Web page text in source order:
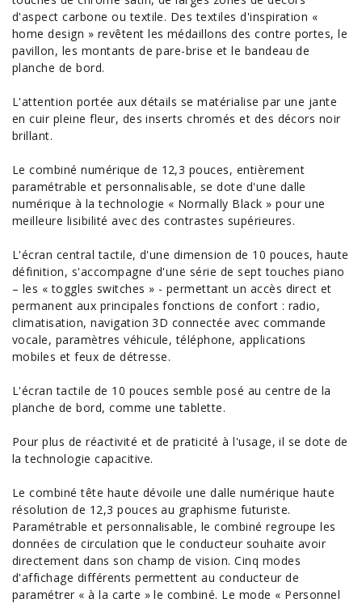
d'aspect carbone ou textile. Des textiles d'inspiration «
home design » revêtent les médaillons des contre portes, le
pavillon, les montants de pare-brise et le bandeau de
planche de bord.
L'attention portée aux détails se matérialise par une jante
en cuir pleine fleur, des inserts chromés et des décors noir
brillant.
Le combiné numérique de 12,3 pouces, entièrement
paramétrable et personnalisable, se dote d'une dalle
numérique à la technologie « Normally Black » pour une
meilleure lisibilité avec des contrastes supérieures.
L'écran central tactile, d'une dimension de 10 pouces, haute
définition, s'accompagne d'une série de sept touches piano
– les « toggles switches » - permettant un accès direct et
permanent aux principales fonctions de confort : radio,
climatisation, navigation 3D connectée avec commande
vocale, paramètres véhicule, téléphone, applications
mobiles et feux de détresse.
L'écran tactile de 10 pouces semble posé au centre de la
planche de bord, comme une tablette.
Pour plus de réactivité et de praticité à l'usage, il se dote de
la technologie capacitive.
Le combiné tête haute dévoile une dalle numérique haute
résolution de 12,3 pouces au graphisme futuriste.
Paramétrable et personnalisable, le combiné regroupe les
données de circulation que le conducteur souhaite avoir
directement dans son champ de vision. Cinq modes
d'affichage différents permettent au conducteur de
paramétrer « à la carte » le combiné. Le mode « Personnel